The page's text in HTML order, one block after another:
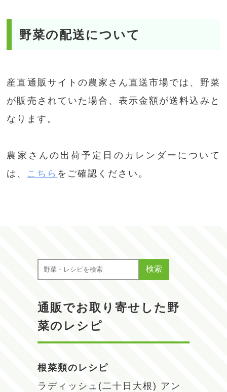
検索
通販でお取り寄せした野
菜のレシピ
根菜類のレシピ
ラディッシュ(二十日大根) アン
野菜の配送について
産直通販サイトの農家さん直送市場では、野菜
が販売されていた場合、表示金額が送料込みと
なります。
農家さんの出荷予定日のカレンダーについて
は、 こちら をご確認ください。